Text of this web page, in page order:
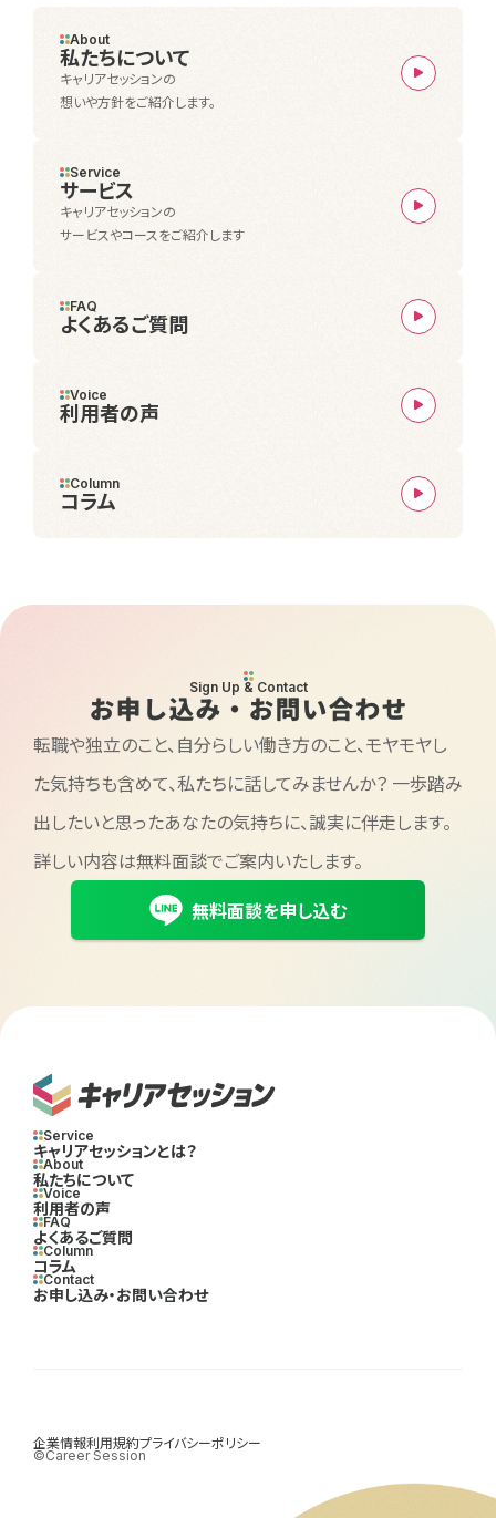
About
私たちについて
キャリアセッションの
想いや方針をご紹介します。
Service
サービス
キャリアセッションの
サービスやコースをご紹介します
FAQ
よくあるご質問
Voice
利用者の声
Column
コラム
Sign Up & Contact
お申し込み・お問い合わせ
転職や独立のこと、自分らしい働き方のこと、モヤモヤし
た気持ちも含めて、私たちに話してみませんか？ 一歩踏み
出したいと思ったあなたの気持ちに、誠実に伴走します。
詳しい内容は無料面談でご案内いたします。
無料面談を申し込む
Service
キャリアセッションとは？
About
私たちについて
Voice
利用者の声
FAQ
よくあるご質問
Column
コラム
Contact
お申し込み・お問い合わせ
©Career Session
企業情報利用規約プライバシーポリシー